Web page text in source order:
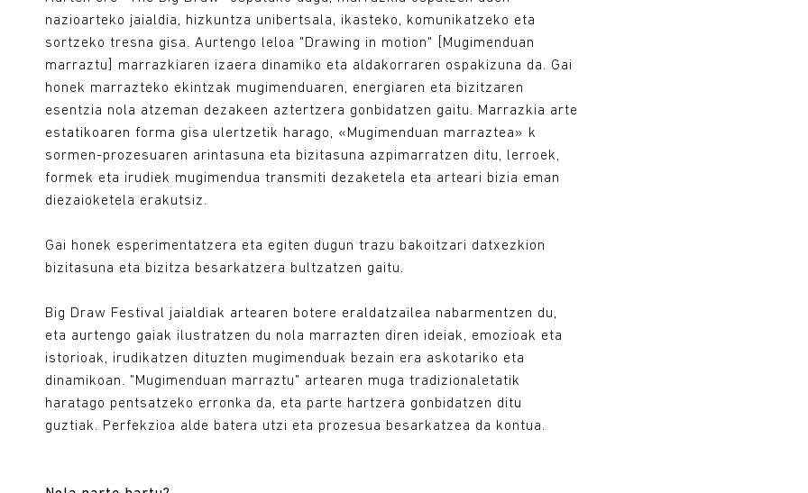
nazioarteko jaialdia, hizkuntza unibertsala, ikasteko, komunikatzeko eta
sortzeko tresna gisa. Aurtengo leloa "Drawing in motion" [Mugimenduan
marraztu] marrazkiaren izaera dinamiko eta aldakorraren ospakizuna da. Gai
honek marrazteko ekintzak mugimenduaren, energiaren eta bizitzaren
esentzia nola atzeman dezakeen aztertzera gonbidatzen gaitu. Marrazkia arte
estatikoaren forma gisa ulertzetik harago, «Mugimenduan marraztea» k
sormen-prozesuaren arintasuna eta bizitasuna azpimarratzen ditu, lerroek,
formek eta irudiek mugimendua transmiti dezaketela eta arteari bizia eman
diezaioketela erakutsiz.
Gai honek esperimentatzera eta egiten dugun trazu bakoitzari datxezkion
bizitasuna eta bizitza besarkatzera bultzatzen gaitu.
Big Draw Festival jaialdiak artearen botere eraldatzailea nabarmentzen du,
eta aurtengo gaiak ilustratzen du nola marrazten diren ideiak, emozioak eta
istorioak, irudikatzen dituzten mugimenduak bezain era askotariko eta
dinamikoan. "Mugimenduan marraztu" artearen muga tradizionaletatik
haratago pentsatzeko erronka da, eta parte hartzera gonbidatzen ditu
guztiak. Perfekzioa alde batera utzi eta prozesua besarkatzea da kontua.